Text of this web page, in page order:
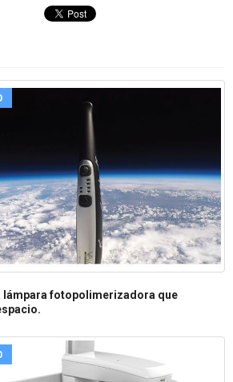
lámpara fotopolimerizadora que